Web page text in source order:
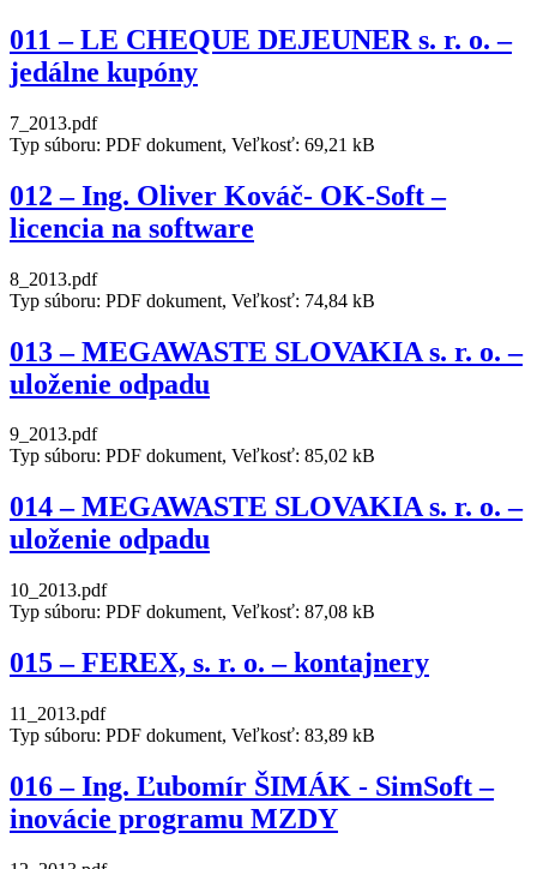
011 – LE CHEQUE DEJEUNER s. r. o. –
jedálne kupóny
7_2013.pdf
Typ súboru: PDF dokument, Veľkosť: 69,21 kB
012 – Ing. Oliver Kováč- OK-Soft –
licencia na software
8_2013.pdf
Typ súboru: PDF dokument, Veľkosť: 74,84 kB
013 – MEGAWASTE SLOVAKIA s. r. o. –
uloženie odpadu
9_2013.pdf
Typ súboru: PDF dokument, Veľkosť: 85,02 kB
014 – MEGAWASTE SLOVAKIA s. r. o. –
uloženie odpadu
10_2013.pdf
Typ súboru: PDF dokument, Veľkosť: 87,08 kB
015 – FEREX, s. r. o. – kontajnery
11_2013.pdf
Typ súboru: PDF dokument, Veľkosť: 83,89 kB
016 – Ing. Ľubomír ŠIMÁK - SimSoft –
inovácie programu MZDY